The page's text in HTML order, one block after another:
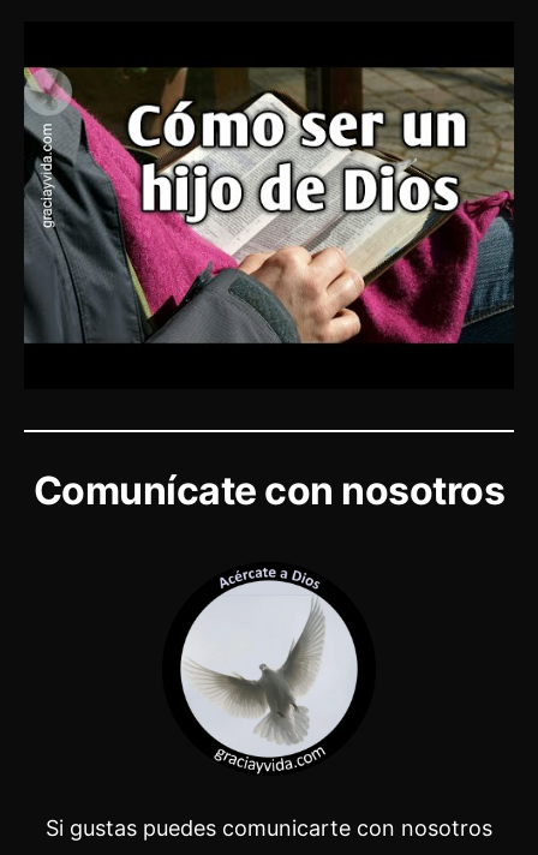
Comunícate con nosotros
Si gustas puedes comunicarte con nosotros